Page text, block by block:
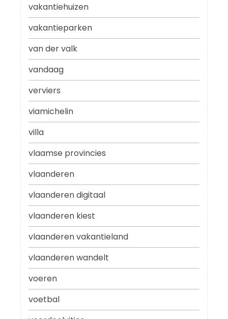
vakantiehuizen
vakantieparken
van der valk
vandaag
verviers
viamichelin
villa
vlaamse provincies
vlaanderen
vlaanderen digitaal
vlaanderen kiest
vlaanderen vakantieland
vlaanderen wandelt
voeren
voetbal